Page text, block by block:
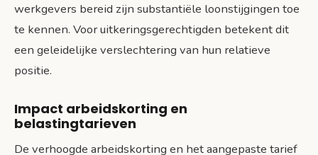
werkgevers bereid zijn substantiële loonstijgingen toe
te kennen. Voor uitkeringsgerechtigden betekent dit
een geleidelijke verslechtering van hun relatieve
positie.
Impact arbeidskorting en
belastingtarieven
De verhoogde arbeidskorting en het aangepaste tarief